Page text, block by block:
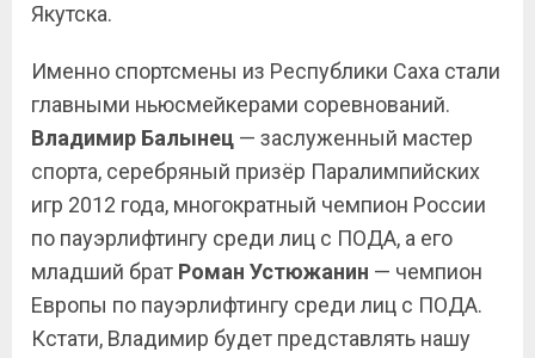
Якутска.
Именно спортсмены из Республики Саха стали
главными ньюсмейкерами соревнований.
Владимир Балынец — заслуженный мастер
спорта, серебряный призёр Паралимпийских
игр 2012 года, многократный чемпион России
по пауэрлифтингу среди лиц с ПОДА, а его
младший брат Роман Устюжанин — чемпион
Европы по пауэрлифтингу среди лиц с ПОДА.
Кстати, Владимир будет представлять нашу